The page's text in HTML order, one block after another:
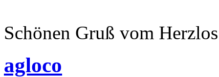
Schönen Gruß vom Herzlos
agloco